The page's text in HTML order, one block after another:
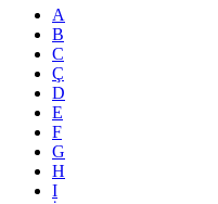
A
B
C
Ç
D
E
F
G
H
I